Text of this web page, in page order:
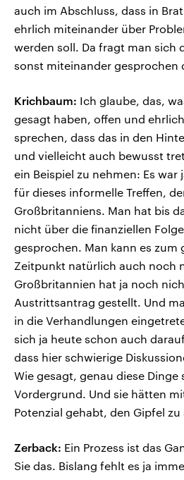
auch im Abschluss, dass in
ehrlich miteinander über
werden soll. Da fragt man sich
sonst miteinander gesprochen
Krichbaum: Ich glaube, das,
gesagt haben, offen und
sprechen, dass das in den
und vielleicht auch bewusst
ein Beispiel zu nehmen: Es war
für dieses informelle Treffen,
Großbritanniens. Man hat bis
nicht über die finanziellen
gesprochen. Man kann es zum
Zeitpunkt natürlich auch noch
Großbritannien hat ja noch
Austrittsantrag gestellt. Und
in die Verhandlungen
sich ja heute schon auch
dass hier schwierige
Wie gesagt, genau diese
Vordergrund. Und sie hätten
Potenzial gehabt, den Gipfel zu
Zerback: Ein Prozess ist das
Sie das. Bislang fehlt es ja